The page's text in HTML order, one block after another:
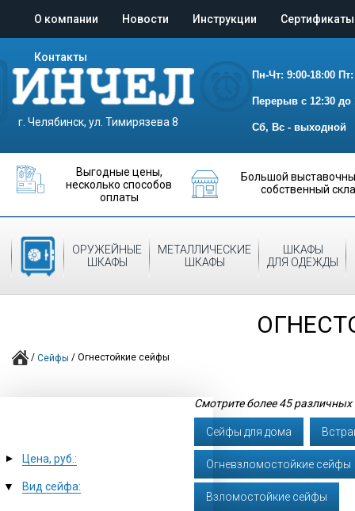
О компании Новости Инструкции Сертификаты
Контакты
г. Челябинск, ул. Тимирязева 8
Пн-Чт: 9:00-18:00
Перерыв с 12:30 до
Сб, Вс - выходной
Выгодные цены,
несколько способов
оплаты
Большой
собственный
СЕЙФЫ
ОРУЖЕЙНЫЕ
ШКАФЫ
МЕТАЛЛИЧЕСКИЕ
ШКАФЫ
ШКАФЫ
ДЛЯ ОДЕЖДЫ
/ Сейфы / Огнестойкие сейфы
▼ Цена, руб.:
▼ Вид сейфа:
Смотрите более 45
Cейфы для дома
Огневзломостойкие сейфы
Взломостойкие сейфы